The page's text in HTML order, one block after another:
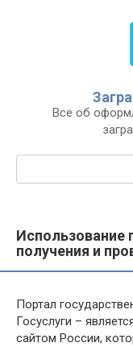
Все об
Поиск:
Использование
получения и
Портал
Госуслуги –
сайтом России,